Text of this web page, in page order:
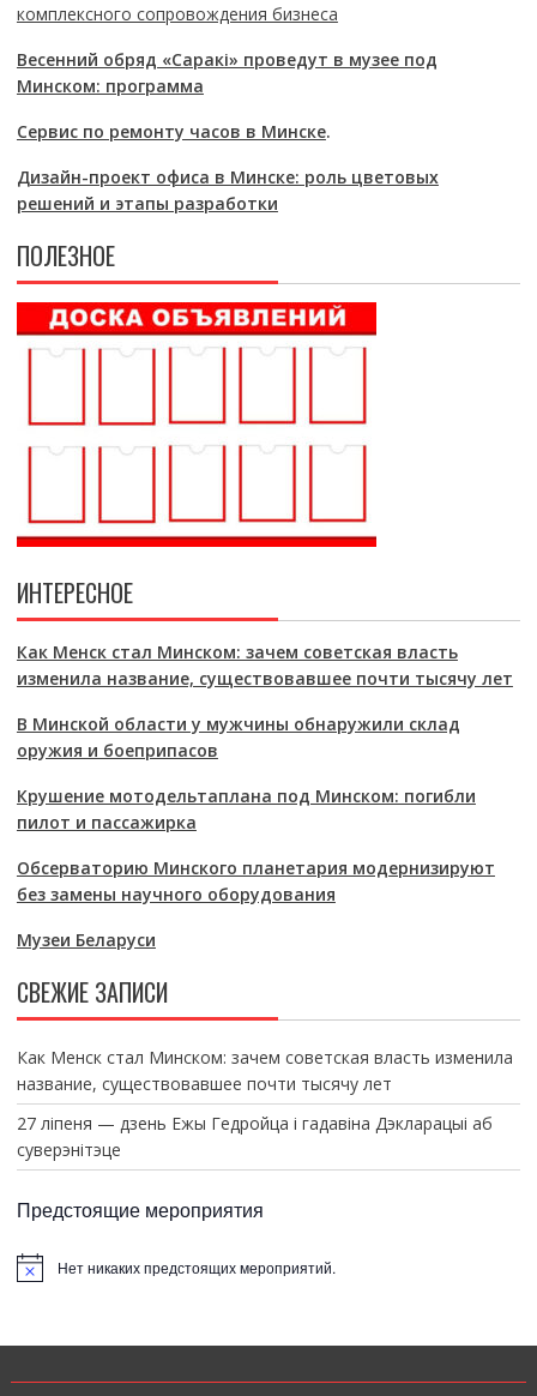
комплексного сопровождения бизнеса
Весенний обряд «Саракі» проведут в музее под
Минском: программа
Сервис по ремонту часов в Минске.
Дизайн-проект офиса в Минске: роль цветовых
решений и этапы разработки
ПОЛЕЗНОЕ
ИНТЕРЕСНОЕ
Как Менск стал Минском: зачем советская власть
изменила название, существовавшее почти тысячу лет
В Минской области у мужчины обнаружили склад
оружия и боеприпасов
Крушение мотодельтаплана под Минском: погибли
пилот и пассажирка
Обсерваторию Минского планетария модернизируют
без замены научного оборудования
Музеи Беларуси
СВЕЖИЕ ЗАПИСИ
Как Менск стал Минском: зачем советская власть изменила
название, существовавшее почти тысячу лет
27 ліпеня — дзень Ежы Гедройца і гадавіна Дэкларацыі аб
суверэнітэце
Предстоящие мероприятия
т
а
Нет никаких предстоящих мероприятий.